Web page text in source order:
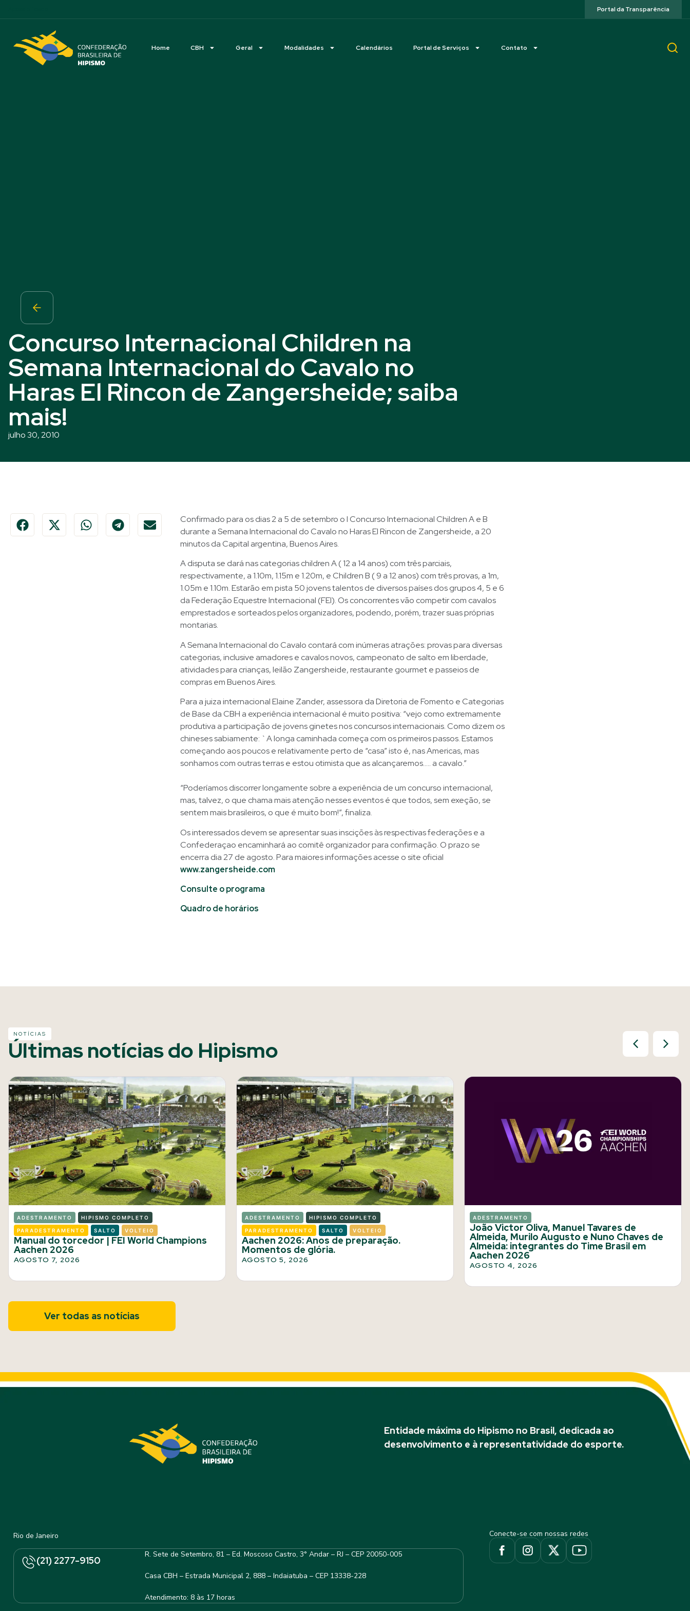
Portal da Transparência
Home CBH Geral Modalidades Calendários Portal de Serviços Contato
Concurso Internacional Children na
Semana Internacional do Cavalo no
Haras El Rincon de Zangersheide; saiba
mais!
julho 30, 2010
Confirmado para os dias 2 a 5 de setembro o I Concurso Internacional Children A e B
durante a Semana Internacional do Cavalo no Haras El Rincon de Zangersheide, a 20
minutos da Capital argentina, Buenos Aires.
A disputa se dará nas categorias children A ( 12 a 14 anos) com três parciais,
respectivamente, a 1.10m, 1.15m e 1.20m, e Children B ( 9 a 12 anos) com três provas, a 1m,
1.05m e 1.10m. Estarão em pista 50 jovens talentos de diversos países dos grupos 4, 5 e 6
da Federação Equestre Internacional (FEI). Os concorrentes vão competir com cavalos
emprestados e sorteados pelos organizadores, podendo, porém, trazer suas próprias
montarias.
A Semana Internacional do Cavalo contará com inúmeras atrações: provas para diversas
categorias, inclusive amadores e cavalos novos, campeonato de salto em liberdade,
atividades para crianças, leilão Zangersheide, restaurante gourmet e passeios de
compras em Buenos Aires.
Para a juiza internacional Elaine Zander, assessora da Diretoria de Fomento e Categorias
de Base da CBH a experiência internacional é muito positiva: “vejo como extremamente
produtiva a participação de jovens ginetes nos concursos internacionais. Como dizem os
chineses sabiamente: `A longa caminhada começa com os primeiros passos. Estamos
começando aos poucos e relativamente perto de “casa” isto é, nas Americas, mas
sonhamos com outras terras e estou otimista que as alcançaremos….. a cavalo.”
“Poderíamos discorrer longamente sobre a experiência de um concurso internacional,
mas, talvez, o que chama mais atenção nesses eventos é que todos, sem exeção, se
sentem mais brasileiros, o que é muito bom!”, finaliza.
Os interessados devem se apresentar suas inscições às respectivas federações e a
Confederaçao encaminhará ao comitê organizador para confirmação. O prazo se
encerra dia 27 de agosto. Para maiores informações acesse o site oficial
www.zangersheide.com
Consulte o programa
Quadro de horários
NOTÍCIAS
Últimas notícias do Hipismo
ADESTRAMENTO HIPISMO COMPLETO
PARADESTRAMENTO SALTO VOLTEIO
Manual do torcedor | FEI World Champions
Aachen 2026
AGOSTO 7, 2026
ADESTRAMENTO HIPISMO COMPLETO
PARADESTRAMENTO SALTO VOLTEIO
Aachen 2026: Anos de preparação.
Momentos de glória.
AGOSTO 5, 2026
ADESTRAMENTO
João Victor Oliva, Manuel Tavares de
Almeida, Murilo Augusto e Nuno Chaves de
Almeida: integrantes do Time Brasil em
Aachen 2026
AGOSTO 4, 2026
Ver todas as notícias
Entidade máxima do Hipismo no Brasil, dedicada ao
desenvolvimento e à representatividade do esporte.
Rio de Janeiro
(21) 2277-9150
R. Sete de Setembro, 81 – Ed. Moscoso Castro, 3° Andar – RJ – CEP 20050-005
Casa CBH – Estrada Municipal 2, 888 – Indaiatuba – CEP 13338-228
Atendimento: 8 às 17 horas
Conecte-se com nossas redes